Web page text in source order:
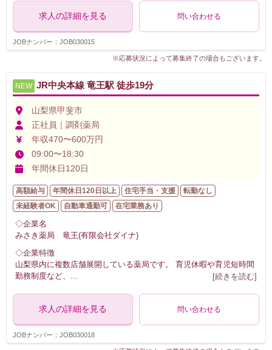
求人の詳細を見る 問い合わせる
JOBナンバー：JOB030015
※応募状況によって募集終了の場合もございます。
NEW JR中央本線 竜王駅 徒歩19分
山梨県甲斐市
正社員｜調剤薬局
年収470〜600万円
09:00〜18:30
年間休日120日
高額給与 年間休日120日以上 住宅手当・支援
転勤なし
未経験者OK
自動車通勤可 在宅業務あり
◇企業名
みさき薬局 竜王(有限会社ダイナ)
◇企業特徴
山梨県内に複数店舗展開している薬局です。 育児休暇や育児短時間
勤務制度など、 ... [続きを読む]
求人の詳細を見る 問い合わせる
JOBナンバー：JOB030018